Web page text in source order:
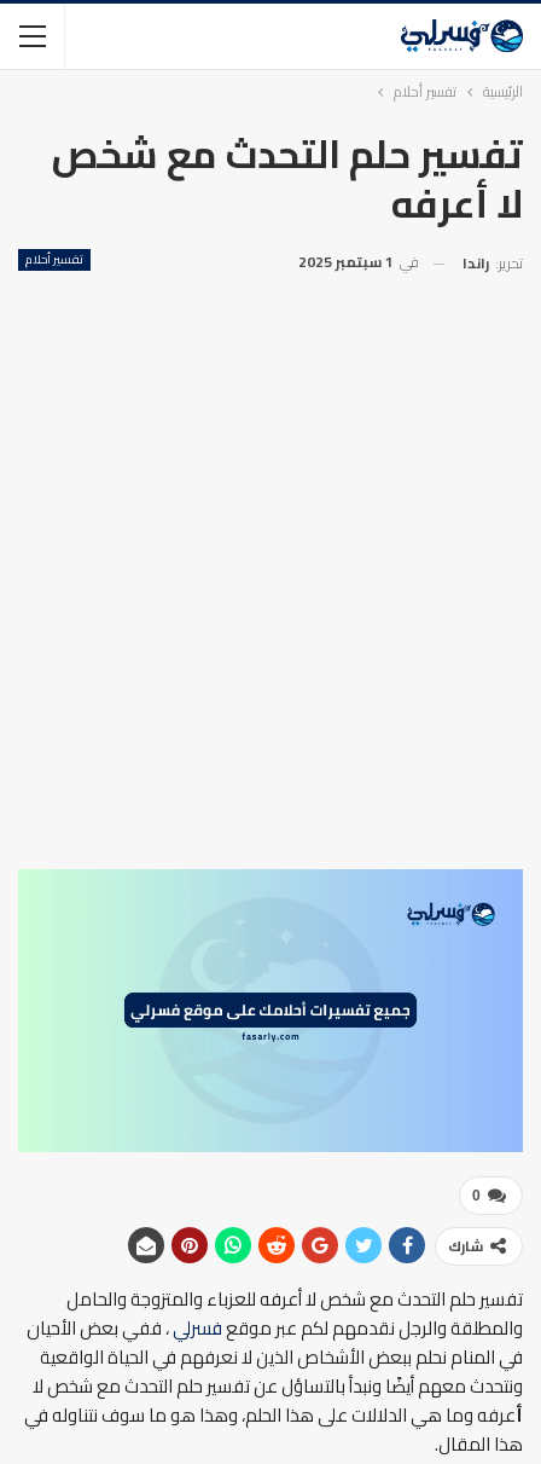
الرئيسية تفسير أحلام
تفسير حلم التحدث مع شخص
لا أعرفه
تفسير أحلام تحرير: راندا في 1 سبتمبر 2025
0
شارك
تفسير حلم التحدث مع شخص لا أعرفه للعزباء والمتزوجة والحامل
والمطلقة والرجل نقدمهم لكم عبر موقعفسرلي، ففي بعض الأحيان
في المنام نحلم ببعض الأشخاص الذين لا نعرفهم في الحياة الواقعية
ونتحدث معهم أيضًا ونبدأ بالتساؤل عن تفسير حلم التحدث مع شخص لا
أعرفه وما هي الدلالات على هذا الحلم، وهذا هو ما سوف نتناوله في
هذا المقال.